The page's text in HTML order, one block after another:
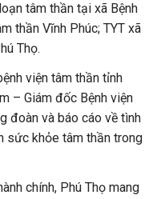
tâm thần tại xã Bệnh
thần Vĩnh Phúc; TYT xã
Thọ.
viện tâm thần tỉnh
– Giám đốc Bệnh viện
đoàn và báo cáo về tình
sức khỏe tâm thần trong
chính, Phú Thọ mang